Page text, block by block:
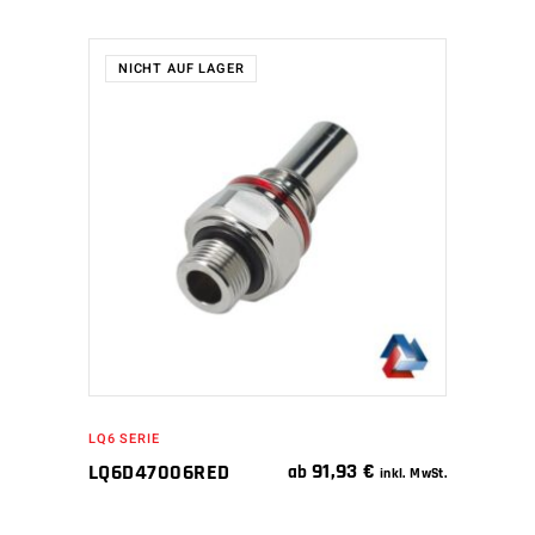
NICHT AUF LAGER
WEITERLESEN
LQ6 SERIE
LQ6D47006RED ab 91,93€ inkl. MwSt.